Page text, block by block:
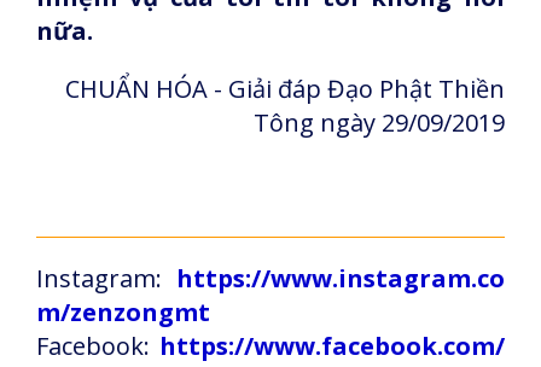
nữa.
CHUẨN HÓA - Giải đáp Đạo Phật Thiền
Tông ngày 29/09/2019
Instagram: https://www.instagram.co
m/zenzongmt
Facebook: https://www.facebook.com/